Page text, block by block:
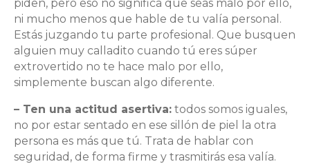
piden, pero eso no significa que seas malo por ello,
ni mucho menos que hable de tu valía personal.
Estás juzgando tu parte profesional. Que busquen
alguien muy calladito cuando tú eres súper
extrovertido no te hace malo por ello,
simplemente buscan algo diferente.
– Ten una actitud asertiva: todos somos iguales,
no por estar sentado en ese sillón de piel la otra
persona es más que tú. Trata de hablar con
seguridad, de forma firme y trasmitirás esa valía.